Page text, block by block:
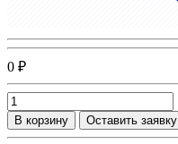
0 ₽
В корзину Оставить заявку